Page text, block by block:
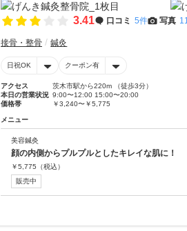
3.41 口コミ 5件 写真
接骨・整骨 鍼灸
日祝OK クーポン有
アクセス
茨木市駅から220m （徒歩3分）
本日の営業状況 9:00〜12:00 15:00〜20:00
価格帯
￥3,240〜￥5,775
メニュー
美容鍼灸
顔の内側からプルプルとしたキレイな肌に！
￥5,775 （税込）
販売中